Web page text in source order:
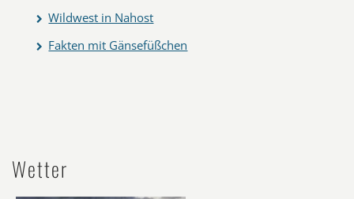
Wildwest in Nahost
Fakten mit Gänsefüßchen
Wetter